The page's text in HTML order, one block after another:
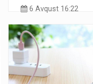
6 Avqust 16:22